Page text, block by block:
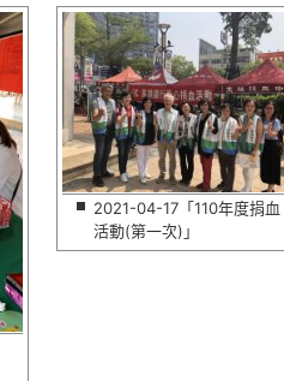
2021-04-17「110年度捐血
活動(第一次)」